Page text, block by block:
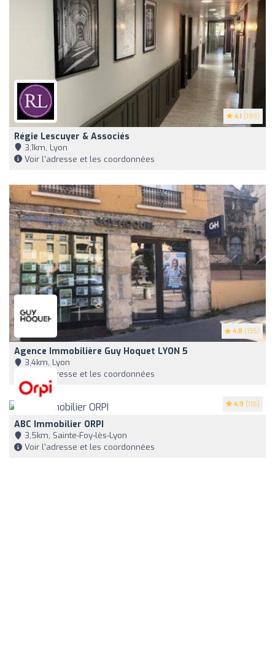
4.1 (199)
Régie Lescuyer & Associés
3,1km, Lyon
Voir l'adresse et les coordonnées
4.8 (135)
Agence Immobilière Guy Hoquet LYON 5
3,4km, Lyon
Voir l'adresse et les coordonnées
4.9 (116)
ABC Immobilier ORPI
3,5km, Sainte-Foy-lès-Lyon
Voir l'adresse et les coordonnées